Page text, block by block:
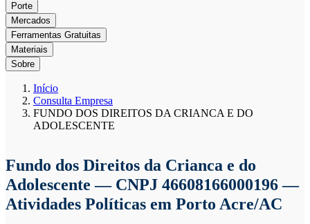
Porte
Mercados
Ferramentas Gratuitas
Materiais
Sobre
Início
Consulta Empresa
FUNDO DOS DIREITOS DA CRIANCA E DO
ADOLESCENTE
Fundo dos Direitos da Crianca e do
Adolescente— CNPJ 46608166000196 —
Atividades Políticas em Porto Acre/AC